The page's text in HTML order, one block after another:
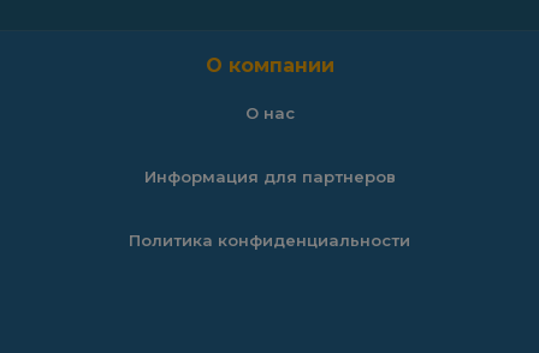
О компании
О нас
Информация для партнеров
Политика конфиденциальности